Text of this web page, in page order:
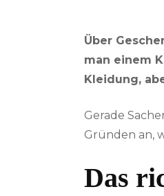
Über
man einem
Kleidung,
Gerade
Gründen an,
Das